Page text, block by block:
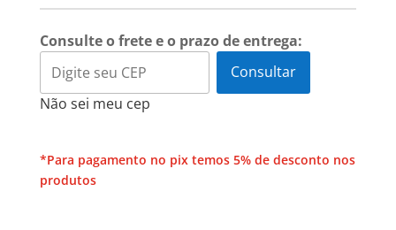
Cinto
De
35Mm
Com
quantidade
Consulte o frete e o prazo de entrega:
Consultar
Não sei meu cep
*Para pagamento no pix temos 5% de desconto nos
produtos